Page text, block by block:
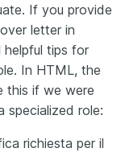
If you provide
letter in
helpful tips for
In HTML, the
this if we were
specialized role:
richiesta per il